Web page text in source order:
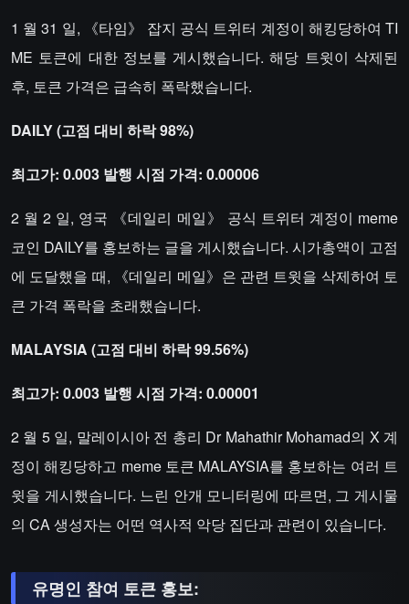
1 월 31 일, 《타임》 잡지 공식 트위터 계정이 해킹당하여 TI
ME 토큰에 대한 정보를 게시했습니다. 해당 트윗이 삭제된
후, 토큰 가격은 급속히 폭락했습니다.
DAILY (고점 대비 하락 98%)
최고가: 0.003 발행 시점 가격: 0.00006
2 월 2 일, 영국 《데일리 메일》 공식 트위터 계정이 meme
코인 DAILY를 홍보하는 글을 게시했습니다. 시가총액이 고점
에 도달했을 때, 《데일리 메일》은 관련 트윗을 삭제하여 토
큰 가격 폭락을 초래했습니다.
MALAYSIA (고점 대비 하락 99.56%)
최고가: 0.003 발행 시점 가격: 0.00001
2 월 5 일, 말레이시아 전 총리 Dr Mahathir Mohamad의 X 계
정이 해킹당하고 meme 토큰 MALAYSIA를 홍보하는 여러 트
윗을 게시했습니다. 느린 안개 모니터링에 따르면, 그 게시물
의 CA 생성자는 어떤 역사적 악당 집단과 관련이 있습니다.
유명인 참여 토큰 홍보: